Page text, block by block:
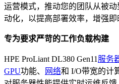
运营模式，推动您的团队从被
动化，以提高部署效率，增强即
专为要求严苛的工作负载构建
HPE ProLiant DL380 Gen11 服务
GPU功能、 网络和 I/O带宽的计